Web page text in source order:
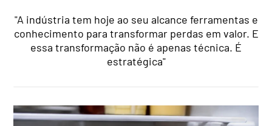
"A indústria tem hoje ao seu alcance ferramentas e
conhecimento para transformar perdas em valor. E
essa transformação não é apenas técnica. É
estratégica"